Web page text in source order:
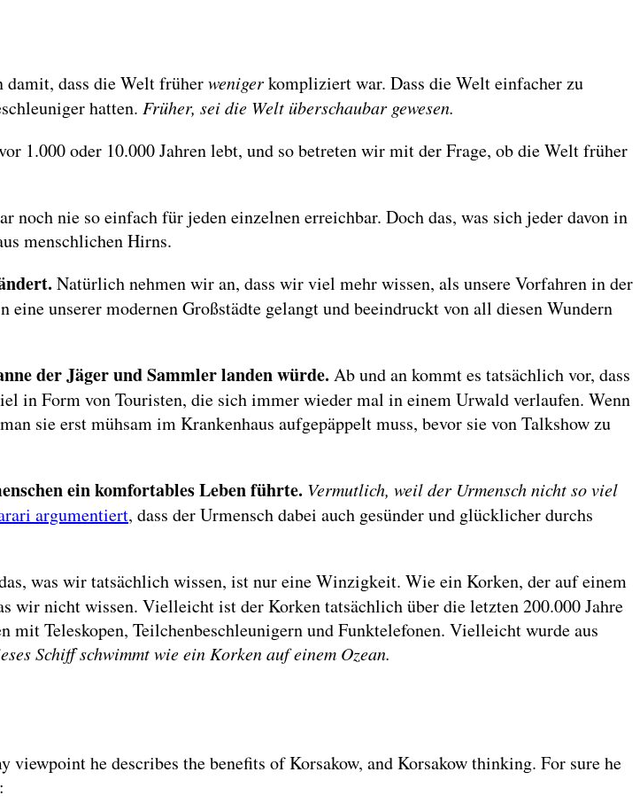
damit, dass die Welt früherwenigerkompliziert war. Dass die Welt einfacher zu
hatten. Früher, sei die Welt überschaubar gewesen.
1.000 oder 10.000 Jahren lebt, und so betreten wir mit der Frage, ob die Welt früher
noch nie so einfach für jeden einzelnen erreichbar. Doch das, was sich jeder davon in
menschlichen Hirns.
Natürlich nehmen wir an, dass wir viel mehr wissen, als unsere Vorfahren in der
unserer modernen Großstädte gelangt und beeindruckt von all diesen Wundern
der Jäger und Sammler landen würde. Ab und an kommt es tatsächlich vor, dass
in Form von Touristen, die sich immer wieder mal in einem Urwald verlaufen. Wenn
sie erst mühsam im Krankenhaus aufgepäppelt muss, bevor sie von Talkshow zu
ein komfortables Leben führte. Vermutlich, weil der Urmensch nicht so viel
argumentiert, dass der Urmensch dabei auch gesünder und glücklicher durchs
was wir tatsächlich wissen, ist nur eine Winzigkeit. Wie ein Korken, der auf einem
wir nicht wissen. Vielleicht ist der Korken tatsächlich über die letzten 200.000 Jahre
Teleskopen, Teilchenbeschleunigern und Funktelefonen. Vielleicht wurde aus
Schiff schwimmt wie ein Korken auf einem Ozean.
he describes the benefits of Korsakow, and Korsakow thinking. For sure he